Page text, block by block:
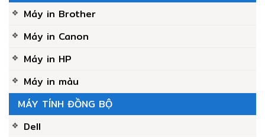
Máy in Brother
Máy in Canon
Máy in HP
Máy in màu
MÁY TÍNH ĐỒNG BỘ
Dell